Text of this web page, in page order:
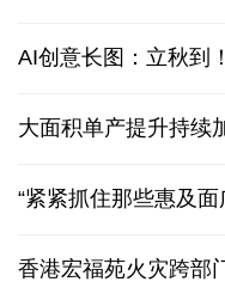
AI创意长图：立秋到
大面积单产提升持续
“紧紧抓住那些惠及
香港宏福苑火灾跨部